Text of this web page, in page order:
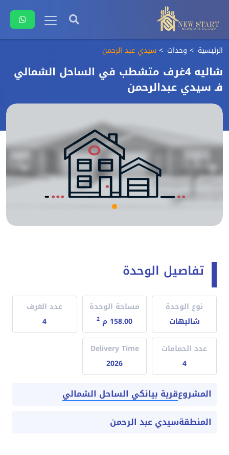
الرئيسية وحدات سيدي عبد الرحمن
شاليه 4غرف متشطب في الساحل الشمالي
فـ سيدي عبدالرحمن
تفاصيل الوحدة
نوع الوحدة
شاليهات
مساحة الوحدة
158.00 م
2
عدد الغرف
4
عدد الحمامات
4
Delivery Time
2026
المشروعقرية بيانكي الساحل الشمالي
المنطقةسيدي عبد الرحمن